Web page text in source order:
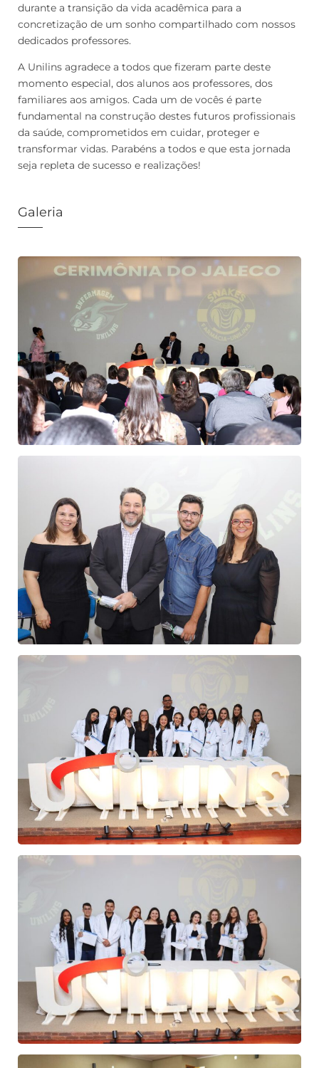
durante a transição da vida acadêmica para a
concretização de um sonho compartilhado com nossos
dedicados professores.
A Unilins agradece a todos que fizeram parte deste
momento especial, dos alunos aos professores, dos
familiares aos amigos. Cada um de vocês é parte
fundamental na construção destes futuros profissionais
da saúde, comprometidos em cuidar, proteger e
transformar vidas. Parabéns a todos e que esta jornada
seja repleta de sucesso e realizações!
Galeria